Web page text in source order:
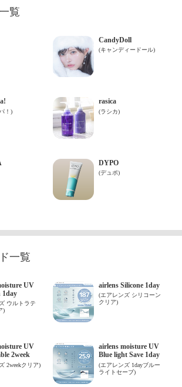
覧
一覧